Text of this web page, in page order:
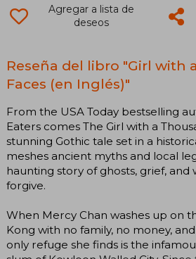
Agregar a lista de
deseos
Reseña del libro "Girl with
Faces (en Inglés)"
From the USA Today bestselling
Eaters comes The Girl with a
stunning Gothic tale set in a
meshes ancient myths and local
haunting story of ghosts, grief,
forgive.
When Mercy Chan washes up on
Kong with no family, no money,
only refuge she finds is the